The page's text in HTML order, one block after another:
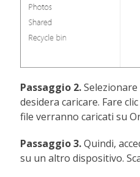
Passaggio 2.
desidera caricare. Fare
file verranno caricati su
Passaggio 3.Quindi,
su un altro dispositivo.